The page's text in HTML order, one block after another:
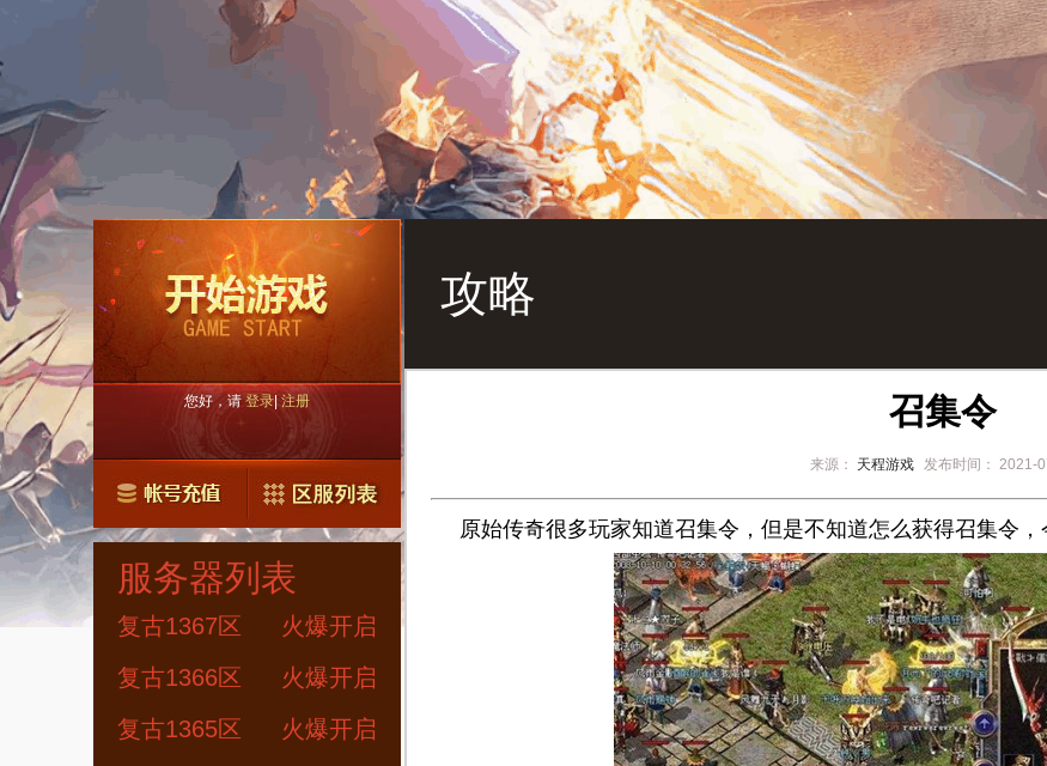
您好，请登录 |注册
服务器列表
复古1367区
火爆开启
复古1366区
火爆开启
复古1365区
火爆开启
攻略
召集令
来源： 天程游戏 发布时间： 2021-
原始传奇很多玩家知道召集令，但是不知道怎么获得召集令，